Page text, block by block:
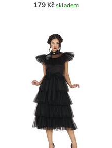
179 Kč skladem